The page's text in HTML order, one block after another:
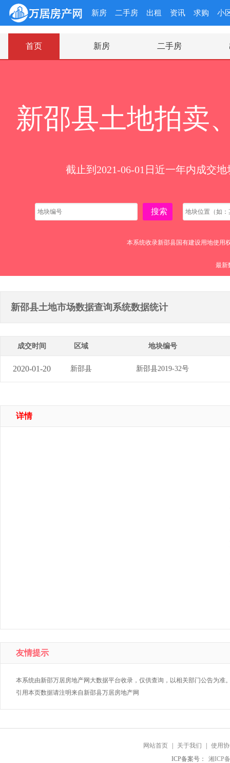
新房 二手房 出租 资讯 求购 小
首页 新房 二手房
新邵县土地拍卖
截止到2021-06-01日近一年内成交地
搜索
本系统收录新邵县国有建设用地使用
最新
新邵县土地市场数据查询系统数据统计
成交时间 区域 地块编号
2020-01-20 新邵县 新邵县2019-32号
详情
友情提示
本系统由新邵万居房地产网大数据平台收录，仅供查询，以相关部门公告为准
引用本页数据请注明来自新邵县万居房地产网
网站首页 关于我们
使用
ICP备案号：
湘ICP